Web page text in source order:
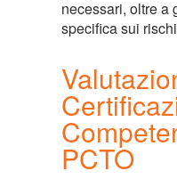
necessari, oltre a
specifica sui
PCTO